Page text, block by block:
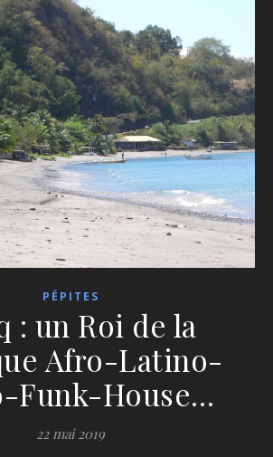
PÉPITES
: un Roi de la
Afro-Latino-
Funk-House…
22 mai 2019